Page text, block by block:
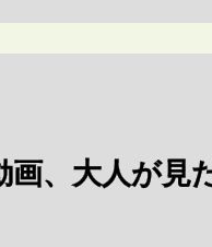
画、大人が見